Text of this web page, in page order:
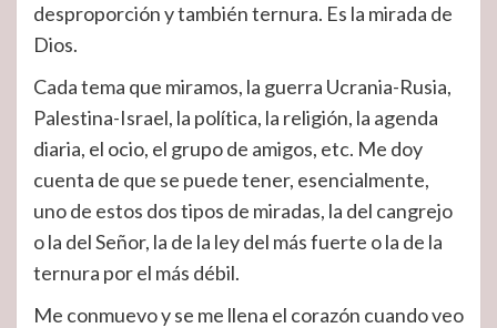
desproporción y también ternura. Es la mirada de
Dios.
Cada tema que miramos, la guerra Ucrania-Rusia,
Palestina-Israel, la política, la religión, la agenda
diaria, el ocio, el grupo de amigos, etc. Me doy
cuenta de que se puede tener, esencialmente,
uno de estos dos tipos de miradas, la del cangrejo
o la del Señor, la de la ley del más fuerte o la de la
ternura por el más débil.
Me conmuevo y se me llena el corazón cuando veo